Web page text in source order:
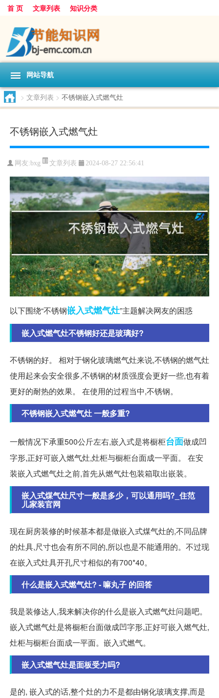
首 页 文章列表 知识分类
网站导航
> 文章列表 > 不锈钢嵌入式燃气灶
不锈钢嵌入式燃气灶
网友:bxg 文章列表 2024-08-27 22:56:41
以下围绕“不锈钢嵌入式燃气灶”主题解决网友的困惑
嵌入式燃气灶不锈钢好还是玻璃好?
不锈钢的好。 相对于钢化玻璃燃气灶来说,不锈钢的燃气灶
使用起来会安全很多,不锈钢的材质强度会更好一些,也有着
更好的耐热的效果。 在使用的过程当中,不锈钢。
不锈钢嵌入式燃气灶 一般多重?
一般情况下承重500公斤左右,嵌入式是将橱柜台面做成凹
字形,正好可嵌入燃气灶,灶柜与橱柜台面成一平面。 在安
装嵌入式燃气灶之前,首先从燃气灶包装箱取出嵌装。
嵌入式煤气灶尺寸一般是多少，可以通用吗?_住范
儿家装官网
现在厨房装修的时候基本都是做嵌入式煤气灶的,不同品牌
的灶具,尺寸也会有所不同的,所以也是不能通用的。不过现
在嵌入式灶具开孔尺寸相似的有700*40。
什么是嵌入式燃气灶? - 嘛丸子 的回答
我是装修达人,我来解决你的什么是嵌入式燃气灶问题吧。
嵌入式燃气灶是将橱柜台面做成凹字形,正好可嵌入燃气灶,
灶柜与橱柜台面成一平面。嵌入式燃气。
嵌入式燃气灶是面板受力吗?
是的, 嵌入式的话,整个灶的力不是都由钢化玻璃支撑,而是